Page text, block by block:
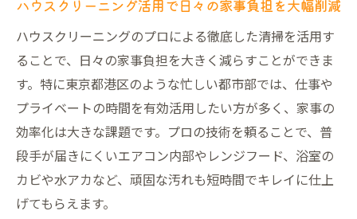
ハウスクリーニング活用で日々の家事負担を大幅削減
ハウスクリーニングのプロによる徹底した清掃を活用す
ることで、日々の家事負担を大きく減らすことができま
す。特に東京都港区のような忙しい都市部では、仕事や
プライベートの時間を有効活用したい方が多く、家事の
効率化は大きな課題です。プロの技術を頼ることで、普
段手が届きにくいエアコン内部やレンジフード、浴室の
カビや水アカなど、頑固な汚れも短時間でキレイに仕上
げてもらえます。